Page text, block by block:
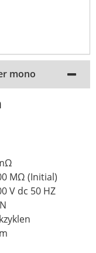
mono
MΩ (Initial)
V dc 50 HZ